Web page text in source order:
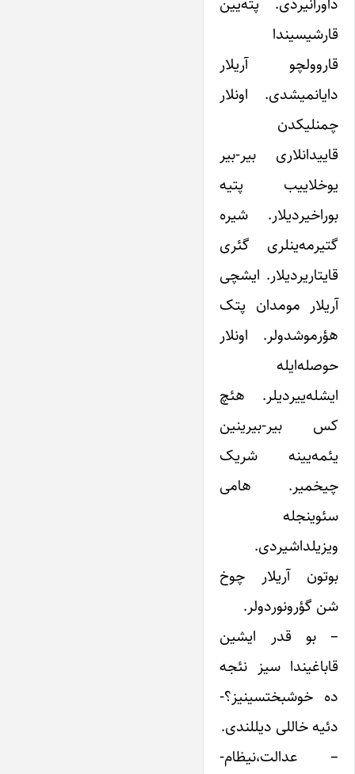
قارشیسیندا
قاروولچو آریلار
دایانمیشدی. اونلار
چمنلیکدن
قاییدانلاری بیر-بیر
یوخلاییب پتیه
بوراخیردیلار. شیره
گتیرمه‌ینلری گئری
قایتاریردیلار. ایشچی
آریلار مومدان پتک
هؤرموشدولر. اونلار
حوصله‌ایله
ایشله‌ییردیلر. هئچ
کس بیر-بیرینین
یئمه‌یینه شریک
چیخمیر. هامی
سئوینجله
ویزیلداشیردی.
بوتون آریلار چوخ
شن گؤرونوردولر.
– بو قدر ایشین
قاباغیندا سیز نئجه
ده خوشبختسینیز؟-
دئیه خاللی دیللندی.
– عدالت،نیظام-